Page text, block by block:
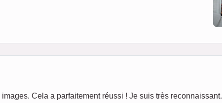
Cela a parfaitement réussi ! Je suis très reconnaissant.